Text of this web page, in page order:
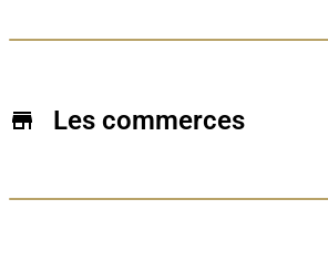
Situé à quelques minutes à pied de
et les communes voisines de
ce soit pour le travail, les études ou
Les commerces
Marcinelle bénéficie de nombreux